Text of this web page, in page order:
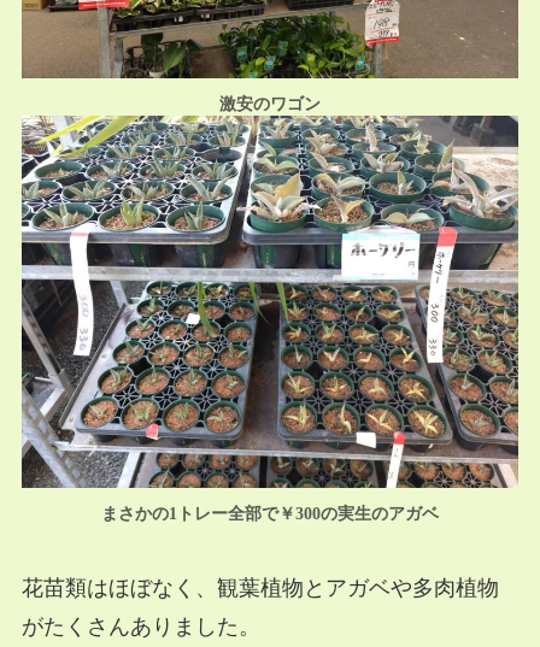
激安のワゴン
まさかの1トレー全部で￥300の実生のアガベ
花苗類はほぼなく、観葉植物とアガベや多肉植物
がたくさんありました。